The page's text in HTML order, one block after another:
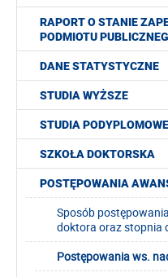
RAPORT O STANIE
PODMIOTU
DANE STATYSTYCZNE
STUDIA WYŻSZE
STUDIA PODYPLOMOWE
SZKOŁA DOKTORSKA
POSTĘPOWANIA
Sposób
doktora oraz stopnia
Postępowania ws.